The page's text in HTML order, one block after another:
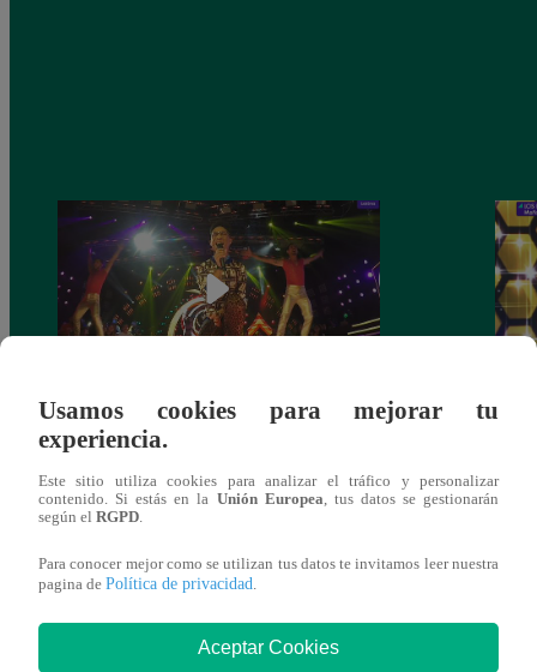
Fiesta latina: Mira el gran reto que
cumplieron los finalistas este sábado
También te puede
Usamos cookies para mejorar tu
experiencia.
Este sitio utiliza cookies para analizar el tráfico y personalizar
contenido. Si estás en la Unión Europea , tus datos se gestionarán
según el RGPD
Para conocer mejor como se utilizan tus datos te invitamos leer nuestra
pagina de Política de privacidad
Aceptar Cookies